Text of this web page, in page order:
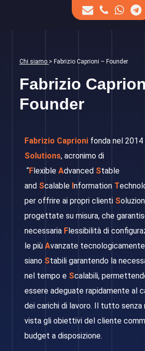
Chi siamo > Fabrizio Caprioni – Founder
Fabrizio
Founder
Fabrizio Caprioni fonda nel 2014
Solutions, acronimo di
“Flexible Advanced Stable
and Scalable Information T
per offrire ai propri clienti S
progettate su misura, che
necessaria Flessibilità di
le più Avanzate
siano Stabili garantendo la
nel tempo e Scalabili,
essere adeguate rapidamente al
dei carichi di lavoro. Il tutto senza
vista gli obiettivi del cliente
budget a disposizione.